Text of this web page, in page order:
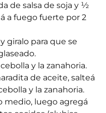
de salsa de soja y ½
a fuego fuerte por 2
giralo para que se
y la zanahoria.
de aceite, salteá
y la zanahoria.
medio, luego agregá